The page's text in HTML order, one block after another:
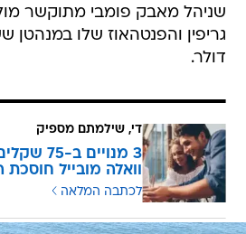
שניהל מאבק פומבי מתוקשר
דולר.
די, שילמתם מספיק
3 מנויים
וואלה מובייל חוסכת
לכתבה המלאה